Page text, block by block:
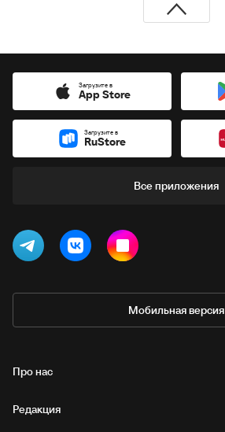
Загрузите в
App Store
Загрузите в
RuStore
Все приложения
Мобильная версия
Про нас
Редакция